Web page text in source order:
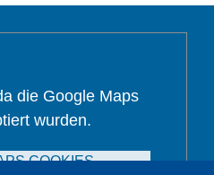
die Google Maps
wurden.
COOKIES